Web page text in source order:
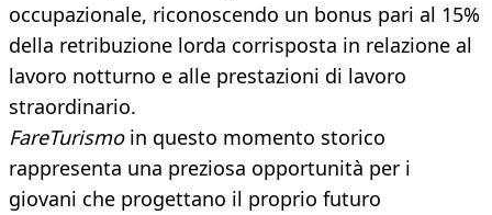
occupazionale, riconoscendo un bonus pari al 15%
della retribuzione lorda corrisposta in relazione al
lavoro notturno e alle prestazioni di lavoro
straordinario.
FareTurismo in questo momento storico
rappresenta una preziosa opportunità per i
giovani che progettano il proprio futuro